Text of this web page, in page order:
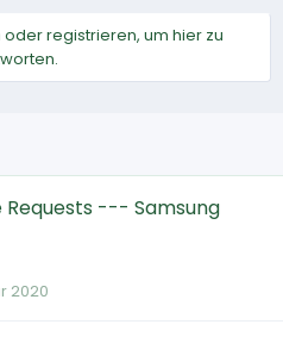
registrieren, um hier zu
Requests --- Samsung
2020